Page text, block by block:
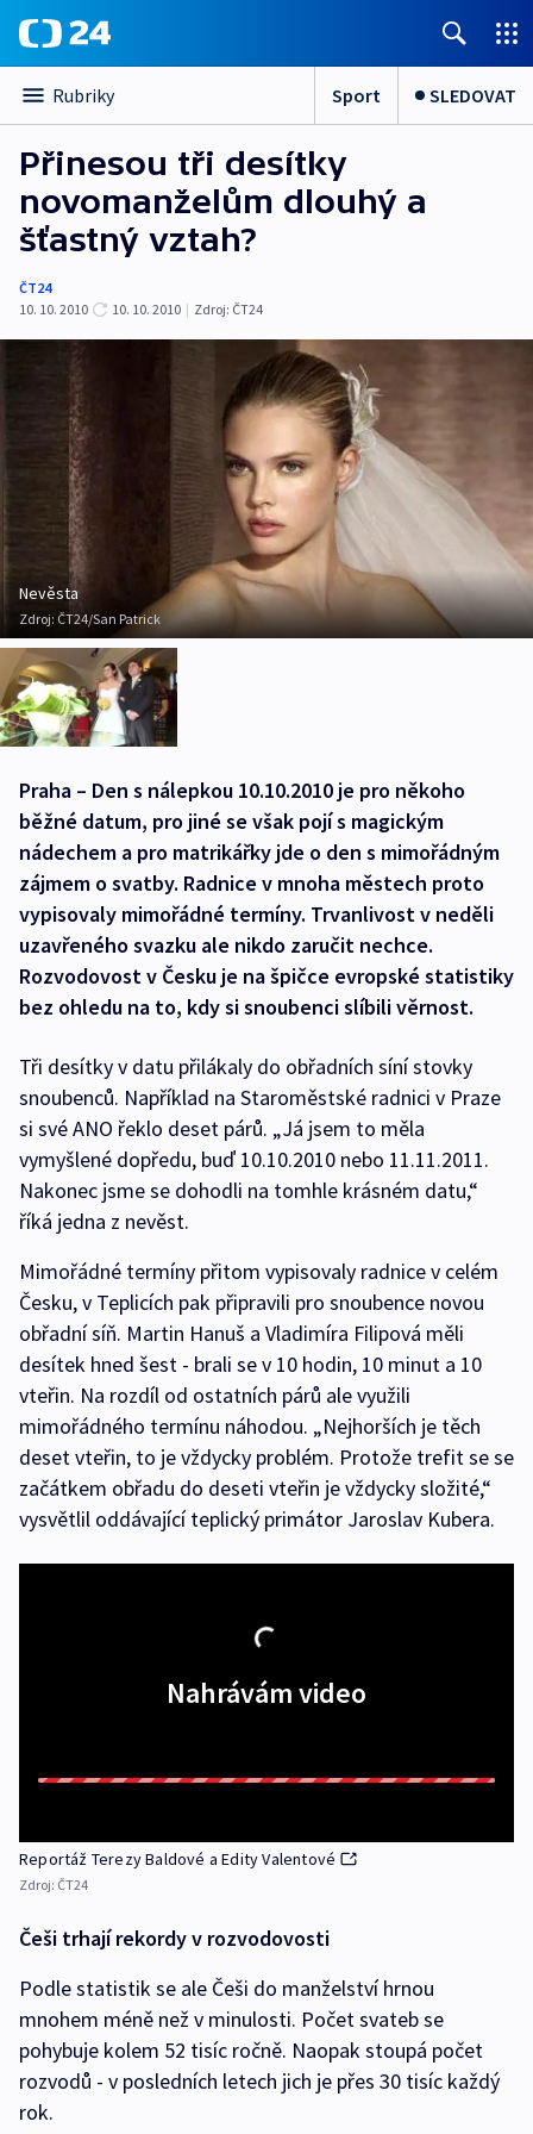
Rubriky Sport SLEDOVAT
Přinesou tři desítky
novomanželům dlouhý a
šťastný vztah?
ČT24
10. 10. 2010
10. 10. 2010 | Zdroj: ČT24
Nevěsta
Zdroj: ČT24/San Patrick
Praha – Den s nálepkou 10.10.2010 je pro někoho
běžné datum, pro jiné se však pojí s magickým
nádechem a pro matrikářky jde o den s mimořádným
zájmem o svatby. Radnice v mnoha městech proto
vypisovaly mimořádné termíny. Trvanlivost v neděli
uzavřeného svazku ale nikdo zaručit nechce.
Rozvodovost v Česku je na špičce evropské statistiky
bez ohledu na to, kdy si snoubenci slíbili věrnost.
Tři desítky v datu přilákaly do obřadních síní stovky
snoubenců. Například na Staroměstské radnici v Praze
si své ANO řeklo deset párů. „Já jsem to měla
vymyšlené dopředu, buď 10.10.2010 nebo 11.11.2011.
Nakonec jsme se dohodli na tomhle krásném datu,“
říká jedna z nevěst.
Mimořádné termíny přitom vypisovaly radnice v celém
Česku, v Teplicích pak připravili pro snoubence novou
obřadní síň. Martin Hanuš a Vladimíra Filipová měli
desítek hned šest - brali se v 10 hodin, 10 minut a 10
vteřin. Na rozdíl od ostatních párů ale využili
mimořádného termínu náhodou. „Nejhorších je těch
deset vteřin, to je vždycky problém. Protože trefit se se
začátkem obřadu do deseti vteřin je vždycky složité,“
vysvětlil oddávající teplický primátor Jaroslav Kubera.
Nahrávám video
Reportáž Terezy Baldové a Edity Valentové
Zdroj: ČT24
Češi trhají rekordy v rozvodovosti
Podle statistik se ale Češi do manželství hrnou
mnohem méně než v minulosti. Počet svateb se
pohybuje kolem 52 tisíc ročně. Naopak stoupá počet
rozvodů - v posledních letech jich je přes 30 tisíc každý
rok.